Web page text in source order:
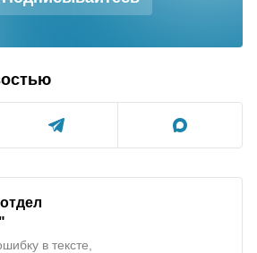
"
в тексте,